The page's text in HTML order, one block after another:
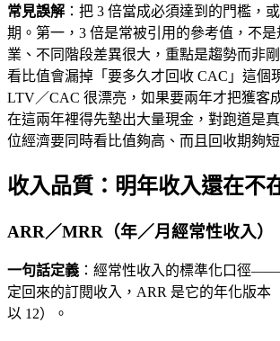
常見誤解 ：把 3 倍當成必須達到的門檻，
期。第一，3 倍是常被引用的參考值，不
業、不同階段差異很大，重點是趨勢而非
看比值會漏掉「要多久才回收 CAC」這個
LTV／CAC 很漂亮，如果要兩年才把獲客
在這兩年裡得先墊出大量現金，對跑道是
位經濟要同時看比值夠高、而且回收期夠短
收入品質：明年收入還在不
ARR／MRR（年／月經常性收入）
一句話定義 ：經常性收入的標準化口徑
定回來的訂閱收入，ARR 是它的年化版本
以 12）。